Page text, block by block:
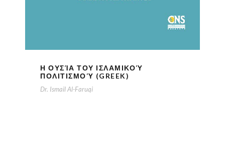
Η ΟΥΣΊΑ ΤΟΥ ΙΣΛΑΜΙΚΟΎ
ΠΟΛΙΤΙΣΜΟΎ (GREEK)
Dr. Ismail Al-Faruqi